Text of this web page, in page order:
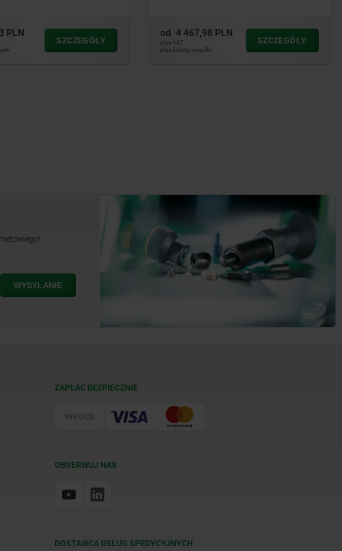
PLN
SZCZEGÓŁY
od1 745,70 PLN
plus VAT
plus koszty wysyłki
SZCZEGÓŁY
ZAPŁAĆ BEZPIECZNIE
OBSERWUJ NAS
DOSTAWCA USŁUG SPEDYCYJNYCH